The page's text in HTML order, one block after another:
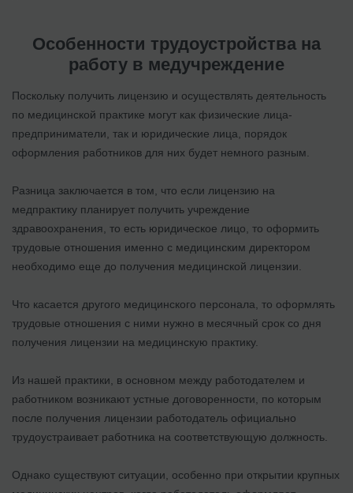
Особенности трудоустройства на
работу в медучреждение
Поскольку получить лицензию и осуществлять деятельность
по медицинской практике могут как физические лица-
предприниматели, так и юридические лица, порядок
оформления работников для них будет немного разным.
Разница заключается в том, что если лицензию на
медпрактику планирует получить учреждение
здравоохранения, то есть юридическое лицо, то оформить
трудовые отношения именно с медицинским директором
необходимо еще до получения медицинской лицензии.
Что касается другого медицинского персонала, то оформлять
трудовые отношения с ними нужно в месячный срок со дня
получения лицензии на медицинскую практику.
Из нашей практики, в основном между работодателем и
работником возникают устные договоренности, по которым
после получения лицензии работодатель официально
трудоустраивает работника на соответствующую должность.
Однако существуют ситуации, особенно при открытии крупных